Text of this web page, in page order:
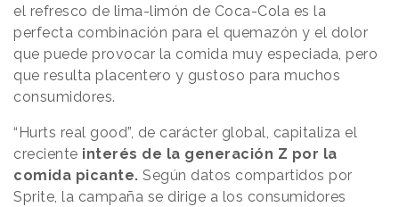
el refresco de lima-limón de Coca-Cola es la
perfecta combinación para el quemazón y el dolor
que puede provocar la comida muy especiada, pero
que resulta placentero y gustoso para muchos
consumidores.
“Hurts real good”, de carácter global, capitaliza el
creciente interés de la generación Z por la
comida picante. Según datos compartidos por
Sprite, la campaña se dirige a los consumidores